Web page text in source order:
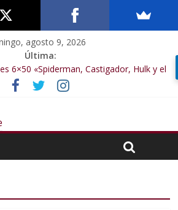
agosto 9, 2026
Última:
6×50 «Spiderman, Castigador, Hulk y el
6×49 «Kiritaaaaa»
6×47 «De nada por nada»
6×46 «Ciudadano Minion»